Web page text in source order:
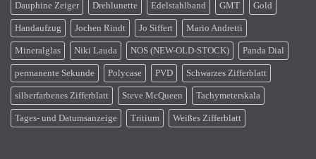
Dauphine Zeiger Drehlunette Edelstahlband GMT Gold
Handaufzug Jochen Rindt Jo Siffert Mario Andretti
Mineralglas Niki Lauda NOS (NEW-OLD-STOCK) Panda Dial
permanente Sekunde Polycase PVD Schwarzes Zifferblatt
silberfarbenes Zifferblatt Steve McQueen Tachymeterskala
Tages- und Datumsanzeige Tritium Weißes Zifferblatt